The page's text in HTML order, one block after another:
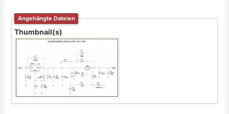
Angehängte Dateien
Thumbnail(s)